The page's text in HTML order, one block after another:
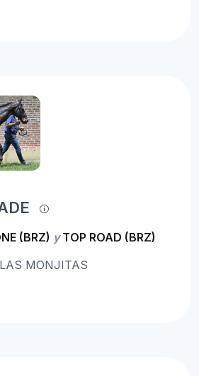
(BRZ) yTOP ROAD (BRZ)
MONJITAS